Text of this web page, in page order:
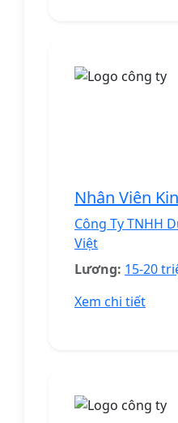
Nhân Viên
Công Ty TNHH
Việt
Lương: 15-20
Xem chi tiết